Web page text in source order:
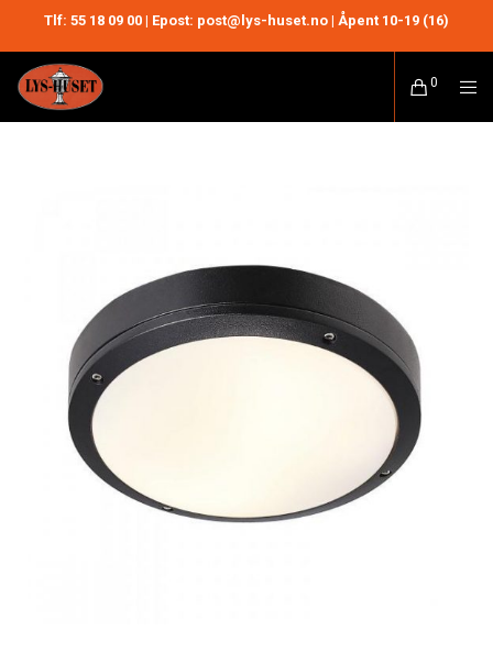
Tlf: 55 18 09 00 | Epost: post@lys-huset.no | Åpent 10-19 (16)
0